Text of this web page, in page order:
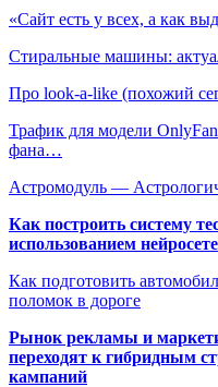
«Сайт есть у всех, а как
Стиральные машины:
​Про look-a-like (похожий
Трафик для модели
фана…
Астромодуль —
Как построить систему
использованием
Как подготовить
поломок в дороге
Рынок рекламы и
переходят к гибридным
кампаний